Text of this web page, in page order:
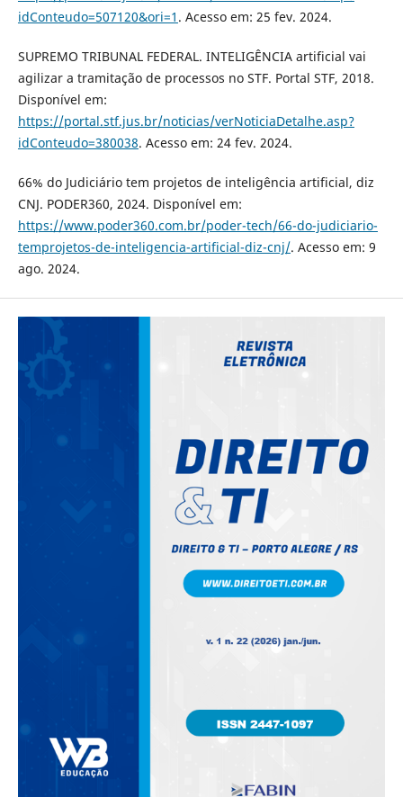
idConteudo=507120&ori=1 . Acesso em: 25 fev. 2024.
SUPREMO TRIBUNAL FEDERAL. INTELIGÊNCIA artificial vai
agilizar a tramitação de processos no STF. Portal STF, 2018.
Disponível em:
https://portal.stf.jus.br/noticias/verNoticiaDetalhe.asp?
idConteudo=380038. Acesso em: 24 fev. 2024.
66% do Judiciário tem projetos de inteligência artificial, diz
CNJ. PODER360, 2024. Disponível em:
https://www.poder360.com.br/poder-tech/66-do-judiciario-
temprojetos-de-inteligencia-artificial-diz-cnj/. Acesso em: 9
ago. 2024.